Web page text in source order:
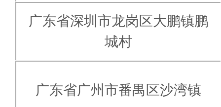
广东省深圳市龙岗区大鹏镇鹏
城村
广东省广州市番禺区沙湾镇